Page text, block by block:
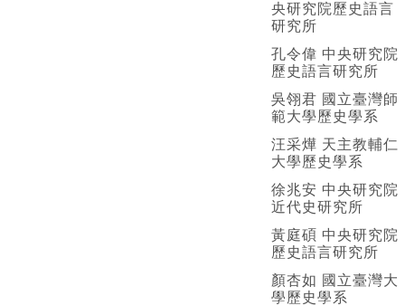
央研究院歷史語言
研究所
孔令偉 中央研究院
歷史語言研究所
吳翎君 國立臺灣師
範大學歷史學系
汪采燁 天主教輔仁
大學歷史學系
徐兆安 中央研究院
近代史研究所
黃庭碩 中央研究院
歷史語言研究所
顏杏如 國立臺灣大
學歷史學系